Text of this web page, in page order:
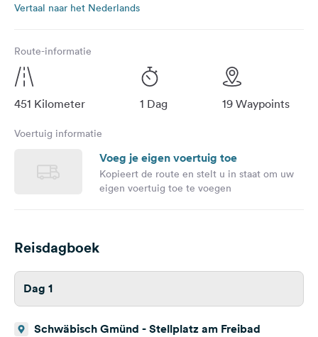
Facebook
aus welcher Ecke man kommt, jeder findet etwas, das
deshalb auch so viele Tourenvorschläge - jetzt halt noch
einen neuen ;-)). Ich habe dabei versucht, große Straßen
soweit es geht zu vermeiden.
Vertaal naar het Nederlands
Route-informatie
451 Kilometer 1 Dag 19 Waypoints
Voertuig informatie
Voeg je eigen voertuig toe
Kopieert de route en stelt u in staat om uw
eigen voertuig toe te voegen
Reisdagboek
Dag 1
Schwäbisch Gmünd - Stellplatz am Freibad